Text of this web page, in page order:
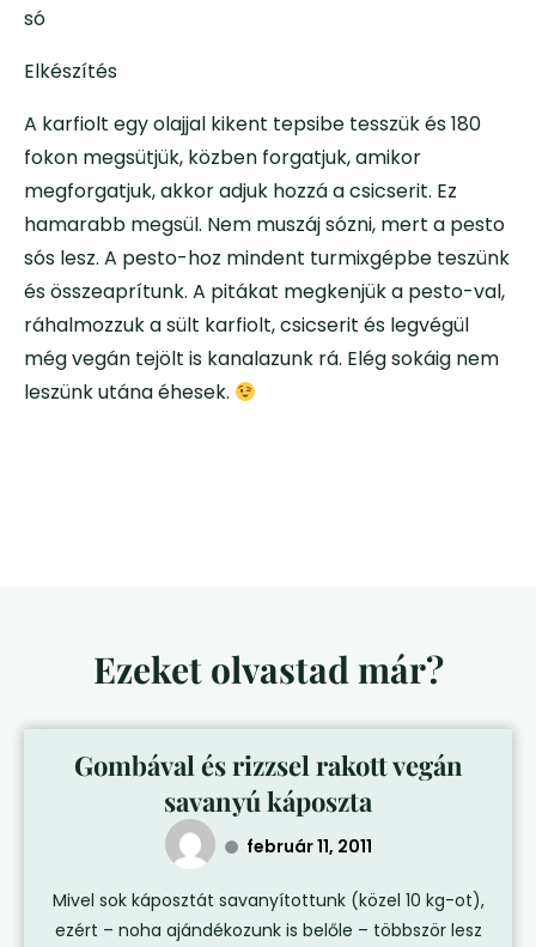
só
Elkészítés
A karfiolt egy olajjal kikent tepsibe tesszük és 180
fokon megsütjük, közben forgatjuk, amikor
megforgatjuk, akkor adjuk hozzá a csicserit. Ez
hamarabb megsül. Nem muszáj sózni, mert a pesto
sós lesz. A pesto-hoz mindent turmixgépbe teszünk
és összeaprítunk. A pitákat megkenjük a pesto-val,
ráhalmozzuk a sült karfiolt, csicserit és legvégül
még vegán tejölt is kanalazunk rá. Elég sokáig nem
leszünk utána éhesek.
Ezeket olvastad már?
Gombával és rizzsel rakott vegán
savanyú káposzta
február 11, 2011
Mivel sok káposztát savanyítottunk (közel 10 kg-ot),
ezért – noha ajándékozunk is belőle – többször lesz